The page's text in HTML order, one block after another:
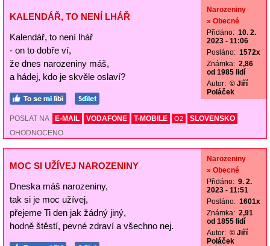
KALENDÁŘ, TO NENÍ LHÁŘ
Kalendář, to není lhář
- on to dobře ví,
že dnes narozeniny máš,
a hádej, kdo je skvěle oslaví?
Narozeniny
» Obecné
Přidáno: 10. 2.
2023 - 11:06
Posláno: 1572x
Známka: 2,86
od 1985 lidí
Autor: © Jiří
Poláček
POSLAT NA E-MAIL VODAFONE T-MOBILE O2
SLOVENSKO
OHODNOCENO
MOC SI UŽÍVEJ NAROZENINY
Dneska máš narozeniny,
tak si je moc užívej,
přejeme Ti den jak žádný jiný,
hodně štěstí, pevné zdraví a všechno nej.
Narozeniny
» Obecné
Přidáno: 9. 2.
2023 - 11:51
Posláno: 1601x
Známka: 2,91
od 1855 lidí
Autor: © Jiří
Poláček